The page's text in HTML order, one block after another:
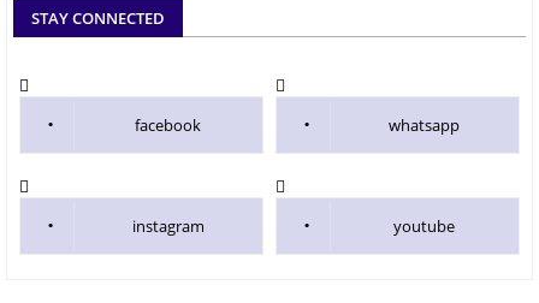
STAY CONNECTED
facebook whatsapp
instagram youtube